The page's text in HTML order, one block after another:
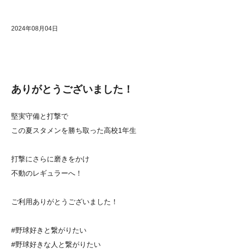
2024年08月04日
ありがとうございました！
堅実守備と打撃で
この夏スタメンを勝ち取った高校1年生
打撃にさらに磨きをかけ
不動のレギュラーへ！
ご利用ありがとうございました！
#野球好きと繋がりたい
#野球好きな人と繋がりたい